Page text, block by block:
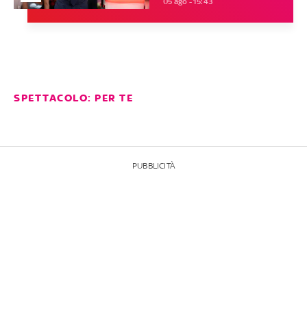
SPETTACOLO: PER TE
PUBBLICITÀ